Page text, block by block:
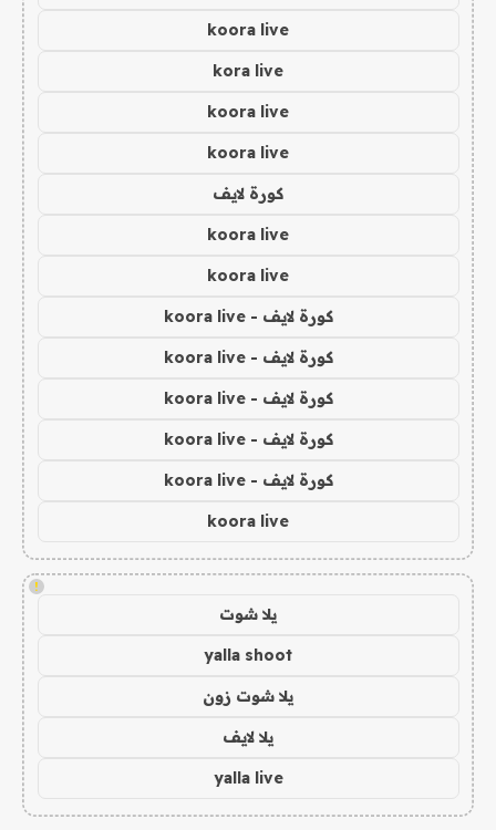
koora live
kora live
koora live
koora live
كورة لايف
koora live
koora live
كورة لايف - koora live
كورة لايف - koora live
كورة لايف - koora live
كورة لايف - koora live
كورة لايف - koora live
koora live
!
يلا شوت
yalla shoot
يلا شوت زون
يلا لايف
yalla live